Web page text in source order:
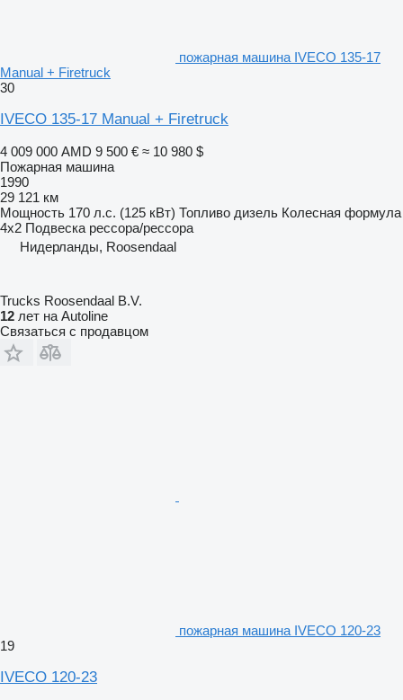
пожарная машина IVECO 135-17
Manual + Firetruck
30
IVECO 135-17 Manual + Firetruck
4 009 000 AMD 9 500 € ≈ 10 980 $
Пожарная машина
1990
29 121 км
Мощность 170 л.с. (125 кВт) Топливо дизель Колесная формула
4x2 Подвеска рессора/рессора
Нидерланды, Roosendaal
Trucks Roosendaal B.V.
12 лет на Autoline
Связаться с продавцом
пожарная машина IVECO 120-23
19
IVECO 120-23